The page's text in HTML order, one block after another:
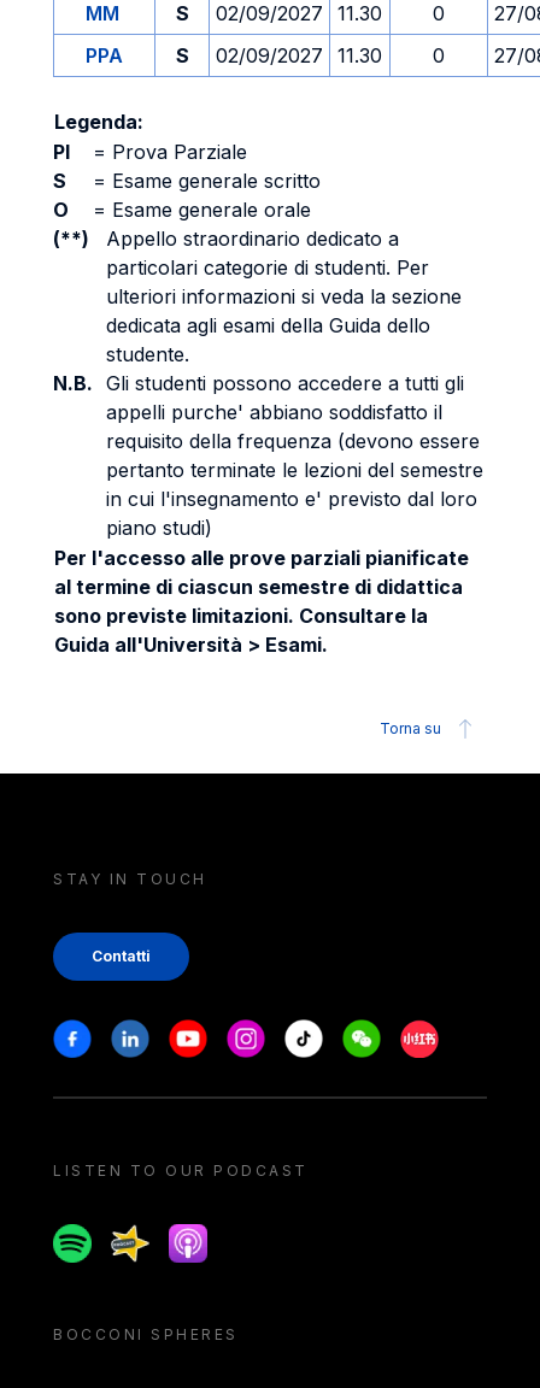
MM S 02/09/2027 11.30 0
27/
PPA
S 02/09/2027 11.30 0 27/
Legenda:
PI
= Prova Parziale
S
= Esame generale scritto
O
= Esame generale orale
(**)
Appello straordinario dedicato a
particolari categorie di studenti. Per
ulteriori informazioni si veda la sezione
dedicata agli esami della Guida dello
studente.
N.B. Gli studenti possono accedere a tutti gli
appelli purche' abbiano soddisfatto il
requisito della frequenza (devono essere
pertanto terminate le lezioni del semestre
in cui l'insegnamento e' previsto dal loro
piano studi)
Per l'accesso alle prove parziali pianificate
al termine di ciascun semestre di didattica
sono previste limitazioni. Consultare la
Guida all'Università > Esami.
Torna su
STAY IN TOUCH
Contatti
Stay in touch
FacebookLinkedinYoutubeInstagram
Tiktok WeechatXiaohongshu/
LISTEN TO OUR PODCAST
SpotifySpreakerApple podcast
BOCCONI SPHERES